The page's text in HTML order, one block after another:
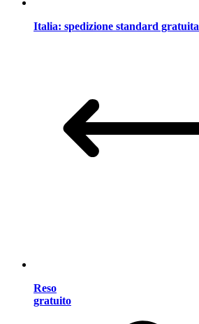
Italia: spedizione standard gratuita
Reso
gratuito